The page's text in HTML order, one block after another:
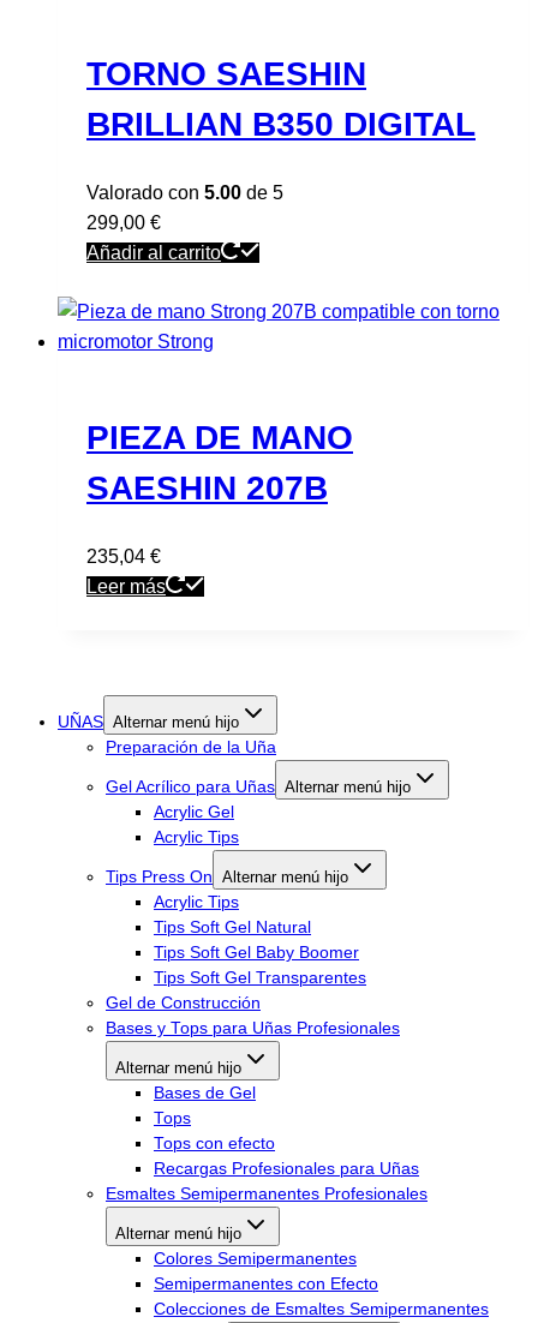
TORNO SAESHIN
BRILLIAN B350 DIGITAL
Valorado con 5.00 de 5
299,00 €
Añadir al carrito
PIEZA DE MANO
SAESHIN 207B
235,04 €
Leer más
UÑAS Alternar menú hijo
Preparación de la Uña
Gel Acrílico para Uñas Alternar menú hijo
Acrylic Gel
Acrylic Tips
Tips Press On Alternar menú hijo
Acrylic Tips
Tips Soft Gel Natural
Tips Soft Gel Baby Boomer
Tips Soft Gel Transparentes
Gel de Construcción
Bases y Tops para Uñas Profesionales
Alternar menú hijo
Bases de Gel
Tops
Tops con efecto
Recargas Profesionales para Uñas
Esmaltes Semipermanentes Profesionales
Alternar menú hijo
Colores Semipermanentes
Semipermanentes con Efecto
Colecciones de Esmaltes Semipermanentes